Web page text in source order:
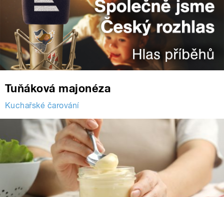
Tuňáková majonéza
Kuchařské čarování